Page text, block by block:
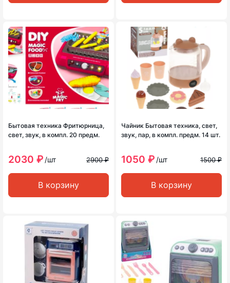
Бытовая техника Фритюрница,
свет, звук, в компл. 20 предм.
2030 ₽ /шт 2900 ₽
В корзину
Чайник Бытовая техника, свет,
звук, пар, в компл. предм. 14 шт.
1050 ₽ /шт 1500 ₽
В корзину